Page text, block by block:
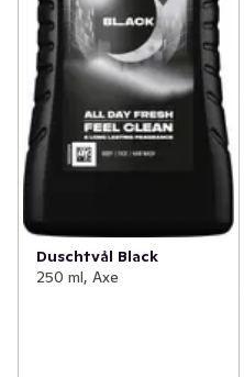
Duschtvål Black
250 ml, Axe